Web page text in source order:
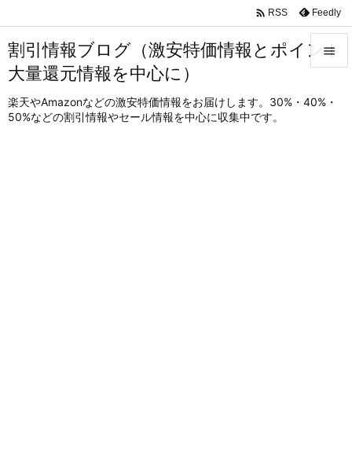
割引情報ブログ（激安特価情報とポイント
大量還元情報を中心に）
楽天やAmazonなどの激安特価情報をお届けします。30%・40%・
50%などの割引情報やセール情報を中心に収集中です。

メニュ
 RSS Feedly